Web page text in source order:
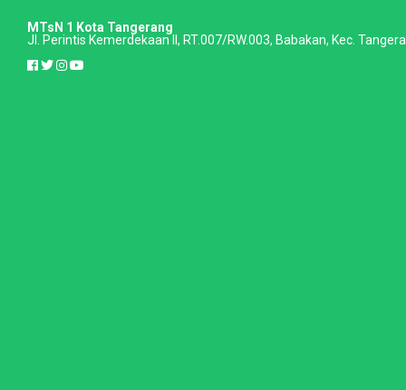
MTsN 1 Kota Tangerang
Jl. Perintis Kemerdekaan II, RT.007/RW.003, Babakan, Kec.